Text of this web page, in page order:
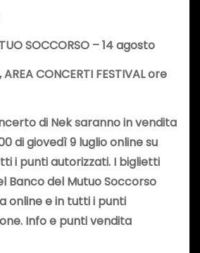
SOCCORSO – 14 agosto
CONCERTI FESTIVAL ore
di Nek saranno in vendita
di giovedì 9 luglio online su
i punti autorizzati. I biglietti
Banco del Mutuo Soccorso
online e in tutti i punti
Info e punti vendita